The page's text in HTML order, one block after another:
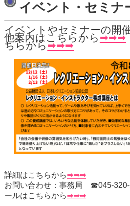
イベント・セミナ
イベントやセミナーの開
他案内はこちらから ➡➡➡
ちらから ➡➡➡
詳細はこちらから➡➡➡
お問い合わせ：事務局 ☎045-
ールはこちらから➡➡➡